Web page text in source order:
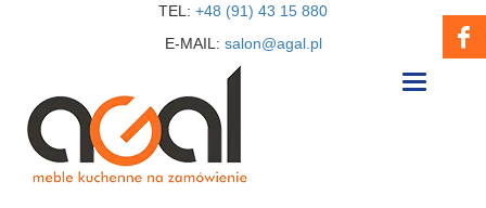
TEL: +48 (91) 43 15 880
E-MAIL: salon@agal.pl
Toggle